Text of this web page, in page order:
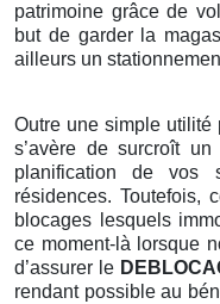
patrimoine grâce de
but de garder la
ailleurs un
Outre une simple utilité
s’avère de surcroît
planification de vos
résidences. Toutefois,
blocages lesquels
ce moment-là lorsque
d’assurer le
rendant possible au